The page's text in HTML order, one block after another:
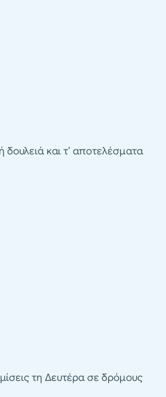
και τ’ αποτελέσματα
τη Δευτέρα σε δρόμους